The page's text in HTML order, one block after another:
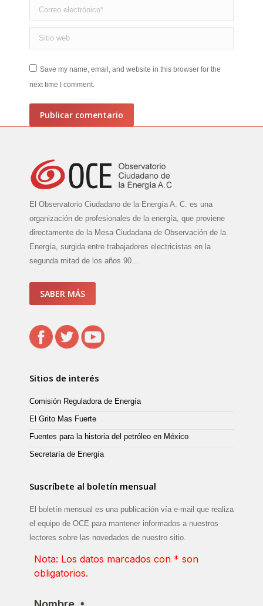
Correo electrónico *
Sitio web
Save my name, email, and website in this browser for the
next time I comment.
Publicar comentario
El Observatorio Ciudadano de la Energía A. C. es una
organización de profesionales de la energía, que proviene
directamente de la Mesa Ciudadana de Observación de la
Energía, surgida entre trabajadores electricistas en la
segunda mitad de los años 90...
SABER MÁS
Sitios de interés
Comisión Reguladora de Energía
El Grito Mas Fuerte
Fuentes para la historia del petróleo en México
Secretaría de Energía
Suscríbete al boletín mensual
El boletín mensual es una publicación vía e-mail que realiza
el equipo de OCE para mantener informados a nuestros
lectores sobre las novedades de nuestro sitio.